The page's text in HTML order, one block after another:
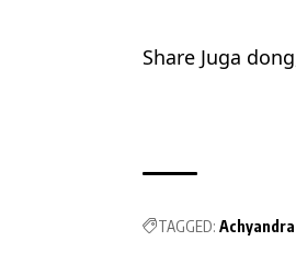
Share Juga
TAGGED: